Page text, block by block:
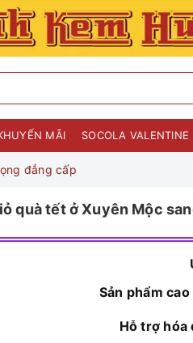
MÃI SOCOLA
đẳng cấp
quà tết ở Xuyên Mộc
Sản phẩm cao
Hỗ trợ hóa